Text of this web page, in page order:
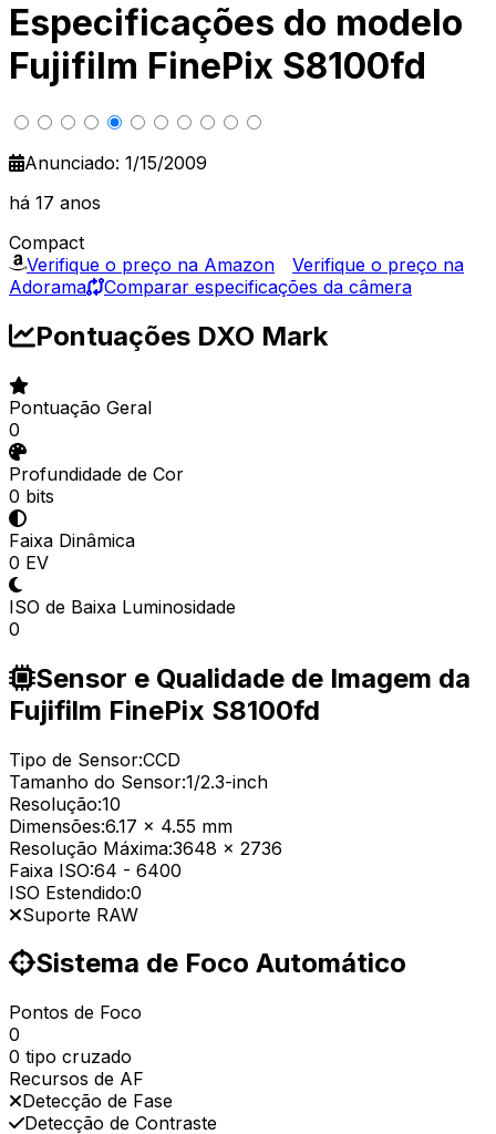
Especificações do modelo
Fujifilm FinePix S8100fd
Anunciado: 1/15/2009
há 17 anos
Compact
Verifique o preço na Amazon
Verifique o preço na
Adorama
Comparar especificações da câmera
Pontuações DXO Mark
Pontuação Geral
0
Profundidade de Cor
0 bits
Faixa Dinâmica
0 EV
ISO de Baixa Luminosidade
0
Sensor e Qualidade de Imagem da
Fujifilm FinePix S8100fd
Tipo de Sensor:CCD
Tamanho do Sensor:1/2.3-inch
Resolução:10
Dimensões:6.17 x 4.55 mm
Resolução Máxima:3648 x 2736
Faixa ISO:64 - 6400
ISO Estendido:0
Suporte RAW
Sistema de Foco Automático
Pontos de Foco
0
0 tipo cruzado
Recursos de AF
Detecção de Fase
Detecção de Contraste